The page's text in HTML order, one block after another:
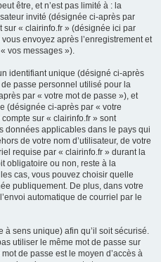
être, et n’est pas limité à : la
invité (désignée ci-après par
sur « clairinfo.fr » (désignée ici par
envoyez après l’enregistrement et
vos messages »).
identifiant unique (désigné ci-après
passe personnel utilisé pour la
par « votre mot de passe »), et
(désignée ci-après par « votre
sur « clairinfo.fr » sont
données applicables dans le pays qui
de votre nom d’utilisateur, de votre
requise par « clairinfo.fr » durant la
obligatoire ou non, reste à la
cas, vous pouvez choisir quelle
publiquement. De plus, dans votre
automatique de courriel par le
à sens unique) afin qu’il soit sécurisé.
utiliser le même mot de passe sur
de passe est le moyen d’accès à